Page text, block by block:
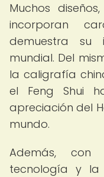
Muchos
incorporan
demuestra su
mundial. Del
la caligrafía
el Feng Shui
apreciación del
mundo.
Además,
tecnología y la